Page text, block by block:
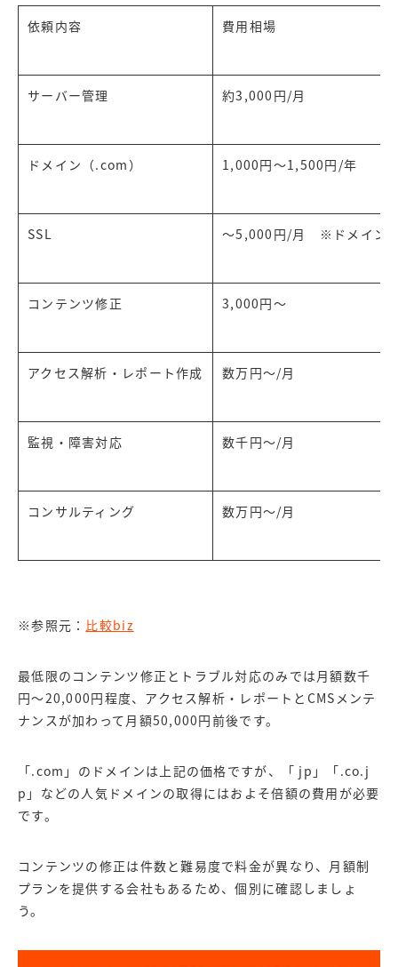
依頼内容 費用相場
サーバー管理 約3,000円/月
ドメイン（.com） 1,000円～1,500円/年
SSL ～5,000円/月 ※ドメイン
コンテンツ修正 3,000円～
アクセス解析・レポート作成 数万円～/月
監視・障害対応 数千円～/月
コンサルティング 数万円～/月
※参照元： 比較biz
最低限のコンテンツ修正とトラブル対応のみでは月額数千
円～20,000円程度、アクセス解析・レポートとCMSメンテ
ナンスが加わって月額50,000円前後です。
「.com」のドメインは上記の価格ですが、「 jp」「.co.j
p」などの人気ドメインの取得にはおよそ倍額の費用が必要
です。
コンテンツの修正は件数と難易度で料金が異なり、月額制
プランを提供する会社もあるため、個別に確認しましょ
う。